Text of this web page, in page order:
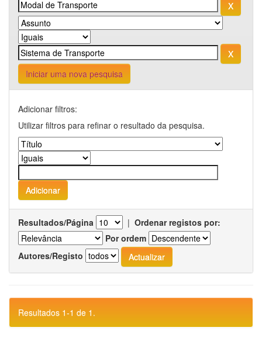
Iniciar uma nova pesquisa
Adicionar filtros:
Utilizar filtros para refinar o resultado da pesquisa.
Resultados/Página | Ordenar registos por:
Por ordem
Autores/Registo
Resultados 1-1 de 1.